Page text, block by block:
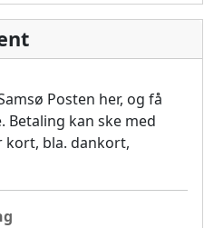
Posten her, og få
Betaling kan ske med
kort, bla. dankort,